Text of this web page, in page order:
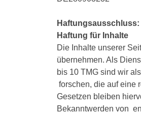
Haftungsausschluss:
Haftung für Inhalte
Die Inhalte unserer
übernehmen. Als
bis 10 TMG sind wir
forschen, die auf eine
Gesetzen bleiben
Bekanntwerden von